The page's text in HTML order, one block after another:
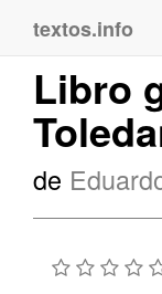
textos.info
Libro
de